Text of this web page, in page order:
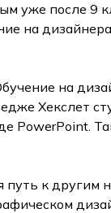
уже после 9
на
на
Хекслет
PowerPoint.
путь к другим